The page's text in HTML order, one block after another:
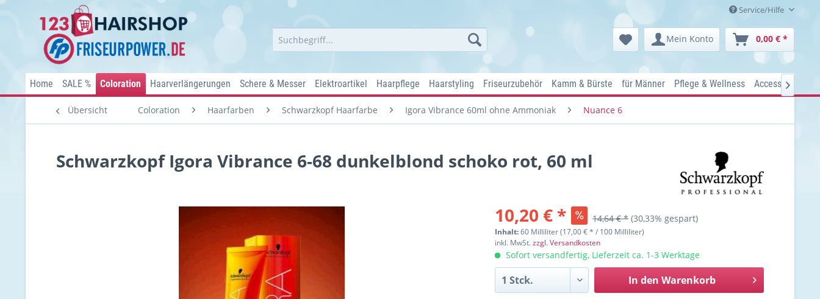
Service/Hilfe
Mein Konto 0,00 € *
Home SALE % Coloration Haarverlängerungen Schere & Messer Elektroartikel Haarpflege Haarstyling Friseurzubehör Kamm & Bürste für Männer Pflege & Wellness Accessoires

Übersicht Coloration Haarfarben Schwarzkopf Haarfarbe Igora Vibrance 60ml ohne Ammoniak Nuance 6
Schwarzkopf Igora Vibrance 6-68 dunkelblond schoko rot, 60 ml
10,20 € * 14,64 € * (30,33% gespart)
Inhalt:60 Milliliter (17,00 € * / 100 Milliliter)
inkl. MwSt.zzgl. Versandkosten
Sofort versandfertig, Lieferzeit ca. 1-3 Werktage
In den Warenkorb